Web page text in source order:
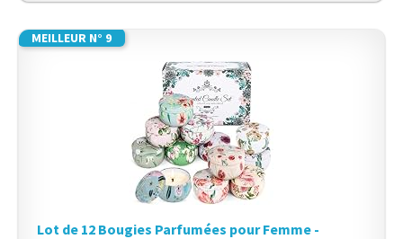
MEILLEUR N° 9
Lot de 12 Bougies Parfumées pour Femme -